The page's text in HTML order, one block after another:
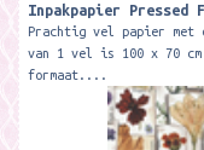
Inpakpapier Pressed
Prachtig vel papier met
van 1 vel is 100 x 70 cm
formaat....